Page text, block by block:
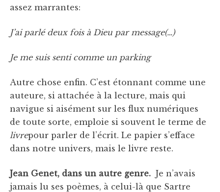
assez marrantes:
J’ai parlé deux fois à Dieu par message(…)
Je me suis senti comme un parking
Autre chose enfin. C’est étonnant comme une
auteure, si attachée à la lecture, mais qui
navigue si aisément sur les flux numériques
de toute sorte, emploie si souvent le terme de
livrepour parler de l’écrit. Le papier s’efface
dans notre univers, mais le livre reste.
Jean Genet, dans un autre genre. Je n’avais
jamais lu ses poèmes, à celui-là que Sartre